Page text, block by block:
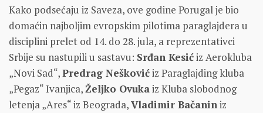
Kako podsećaju iz Saveza, ove godine Porugal je bio
domaćin najboljim evropskim pilotima paraglajdera u
disciplini prelet od 14. do 28. jula, a reprezentativci
Srbije su nastupili u sastavu: Srđan Kesićiz Aerokluba
„Novi Sad“,Predrag Neškovićiz Paraglajding kluba
„Pegaz“ Ivanjica,Željko Ovukaiz Kluba slobodnog
letenja „Ares“ iz Beograda,Vladimir Bačaniniz